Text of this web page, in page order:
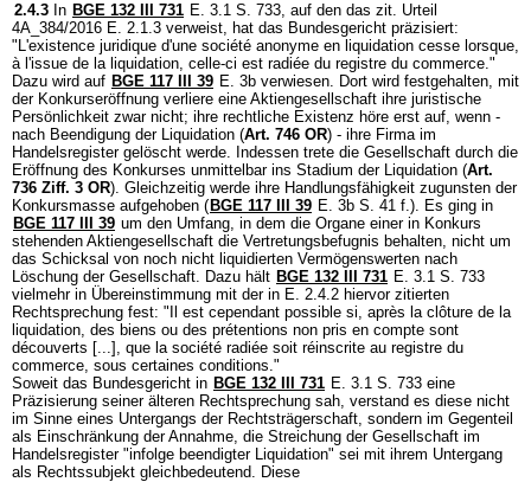
2.4.3 In BGE 132 III 731 E. 3.1 S. 733, auf den das zit. Urteil
4A_384/2016 E. 2.1.3 verweist, hat das Bundesgericht präzisiert:
"L'existence juridique d'une société anonyme en liquidation cesse lorsque,
à l'issue de la liquidation, celle-ci est radiée du registre du commerce."
Dazu wird auf BGE 117 III 39 E. 3b verwiesen. Dort wird festgehalten, mit
der Konkurseröffnung verliere eine Aktiengesellschaft ihre juristische
Persönlichkeit zwar nicht; ihre rechtliche Existenz höre erst auf, wenn -
nach Beendigung der Liquidation (Art. 746 OR) - ihre Firma im
Handelsregister gelöscht werde. Indessen trete die Gesellschaft durch die
Eröffnung des Konkurses unmittelbar ins Stadium der Liquidation (Art.
736 Ziff. 3 OR). Gleichzeitig werde ihre Handlungsfähigkeit zugunsten der
Konkursmasse aufgehoben ( BGE 117 III 39 E. 3b S. 41 f.). Es ging in
BGE 117 III 39 um den Umfang, in dem die Organe einer in Konkurs
stehenden Aktiengesellschaft die Vertretungsbefugnis behalten, nicht um
das Schicksal von noch nicht liquidierten Vermögenswerten nach
Löschung der Gesellschaft. Dazu hält BGE 132 III 731 E. 3.1 S. 733
vielmehr in Übereinstimmung mit der in E. 2.4.2 hiervor zitierten
Rechtsprechung fest: "Il est cependant possible si, après la clôture de la
liquidation, des biens ou des prétentions non pris en compte sont
découverts [...], que la société radiée soit réinscrite au registre du
commerce, sous certaines conditions."
Soweit das Bundesgericht in BGE 132 III 731 E. 3.1 S. 733 eine
Präzisierung seiner älteren Rechtsprechung sah, verstand es diese nicht
im Sinne eines Untergangs der Rechtsträgerschaft, sondern im Gegenteil
als Einschränkung der Annahme, die Streichung der Gesellschaft im
Handelsregister "infolge beendigter Liquidation" sei mit ihrem Untergang
als Rechtssubjekt gleichbedeutend. Diese